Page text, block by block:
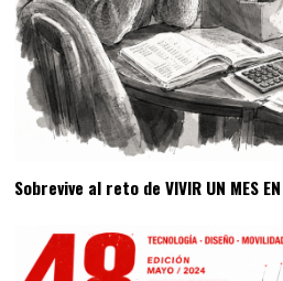
Sobrevive al reto de VIVIR UN MES EN